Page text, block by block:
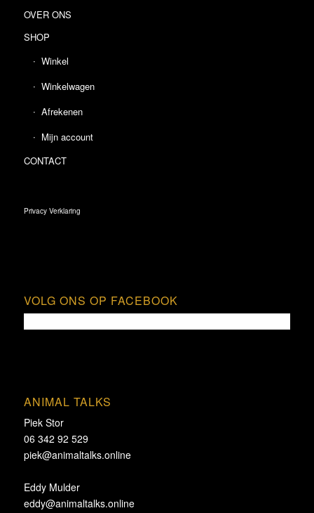
OVER ONS
SHOP
Winkel
Winkelwagen
Afrekenen
Mijn account
CONTACT
Privacy Verklaring
VOLG ONS OP FACEBOOK
ANIMAL TALKS
Piek Stor
06 342 92 529
piek@animaltalks.online
Eddy Mulder
eddy@animaltalks.online